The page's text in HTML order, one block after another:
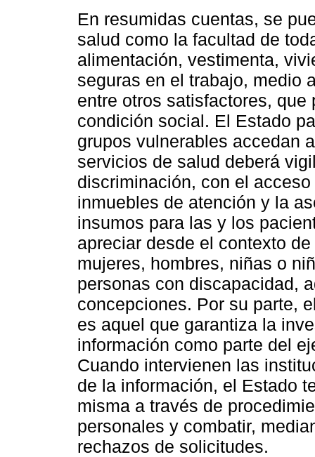
En resumidas cuentas, se
salud como la facultad de
alimentación, vestimenta,
seguras en el trabajo, medio
entre otros satisfactores,
condición social. El Estado
grupos vulnerables accedan
servicios de salud deberá
discriminación, con el
inmuebles de atención y la
insumos para las y los
apreciar desde el contexto
mujeres, hombres, niñas o
personas con discapacidad,
concepciones. Por su parte,
es aquel que garantiza la
información como parte del
Cuando intervienen las
de la información, el Estado
misma a través de
personales y combatir,
rechazos de solicitudes.